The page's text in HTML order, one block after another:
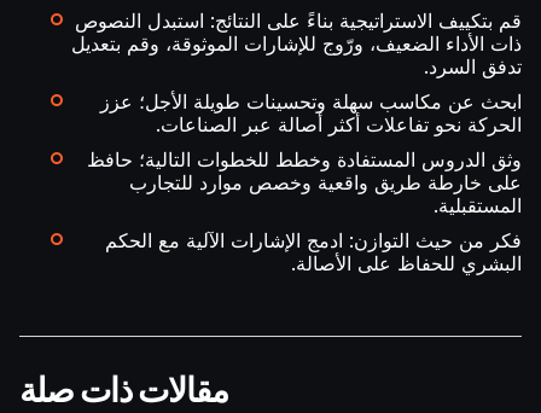
قم بتكييف الاستراتيجية بناءً على النتائج: استبدل النصوص
ذات الأداء الضعيف، ورّوج للإشارات الموثوقة، وقم بتعديل
تدفق السرد.
ابحث عن مكاسب سهلة وتحسينات طويلة الأجل؛ عزز
الحركة نحو تفاعلات أكثر أصالة عبر الصناعات.
وثق الدروس المستفادة وخطط للخطوات التالية؛ حافظ
على خارطة طريق واقعية وخصص موارد للتجارب
المستقبلية.
فكر من حيث التوازن: ادمج الإشارات الآلية مع الحكم
البشري للحفاظ على الأصالة.
مقالات ذات صلة